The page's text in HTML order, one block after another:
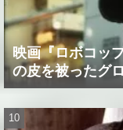
映画『ロボコッ
の皮を被ったグ
ィ！？